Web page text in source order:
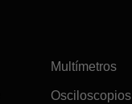
Multímetros
Osciloscopios